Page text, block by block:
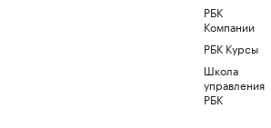
РБК
Компании
РБК Курсы
Школа
управления
РБК